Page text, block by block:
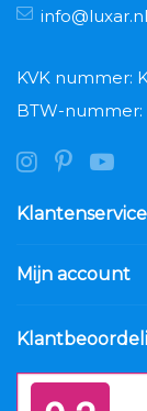
info@luxar.nl
KVK nummer:
BTW-nummer:
Klantenservice
Mijn account